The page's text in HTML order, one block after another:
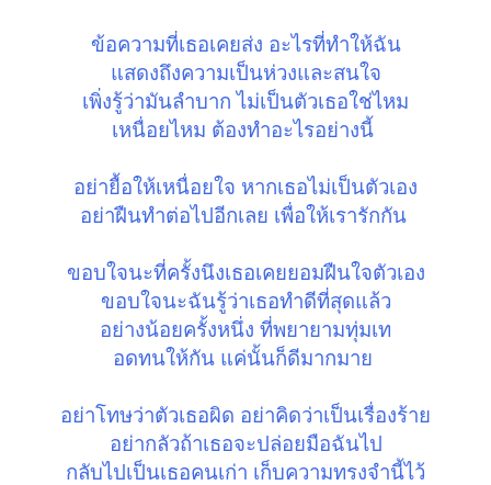
ข้อความที่เธอเคยส่ง อะไรที่ทำให้ฉัน
แสดงถึงความเป็นห่วงและสนใจ
เพิ่งรู้ว่ามันลำบาก ไม่เป็นตัวเธอใช่ไหม
เหนื่อยไหม ต้องทำอะไรอย่างนี้
อย่ายื้อให้เหนื่อยใจ หากเธอไม่เป็นตัวเอง
อย่าฝืนทำต่อไปอีกเลย เพื่อให้เรารักกัน
ขอบใจนะที่ครั้งนึงเธอเคยยอมฝืนใจตัวเอง
ขอบใจนะฉันรู้ว่าเธอทำดีที่สุดแล้ว
อย่างน้อยครั้งหนึ่ง ที่พยายามทุ่มเท
อดทนให้กัน แค่นั้นก็ดีมากมาย
อย่าโทษว่าตัวเธอผิด อย่าคิดว่าเป็นเรื่องร้าย
อย่ากลัวถ้าเธอจะปล่อยมือฉันไป
กลับไปเป็นเธอคนเก่า เก็บความทรงจำนี้ไว้